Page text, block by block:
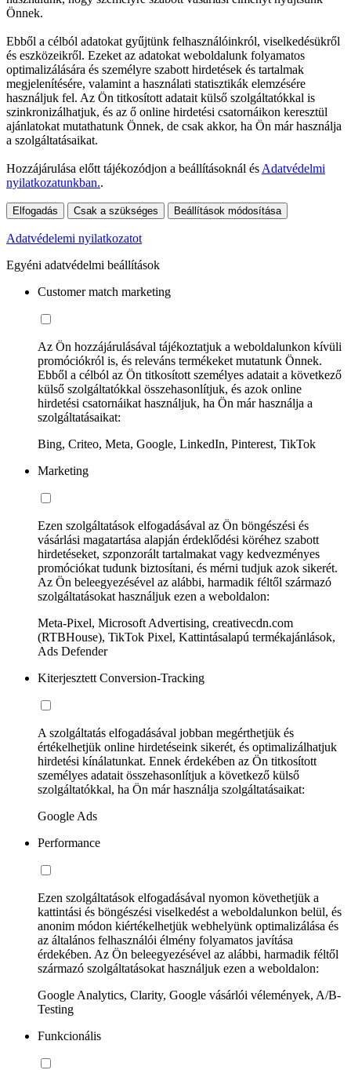
Önnek.
Ebből a célból adatokat gyűjtünk felhasználóinkról, viselkedésükről
és eszközeikről. Ezeket az adatokat weboldalunk folyamatos
optimalizálására és személyre szabott hirdetések és tartalmak
megjelenítésére, valamint a használati statisztikák elemzésére
használjuk fel. Az Ön titkosított adatait külső szolgáltatókkal is
szinkronizálhatjuk, és az ő online hirdetési csatornáikon keresztül
ajánlatokat mutathatunk Önnek, de csak akkor, ha Ön már használja
a szolgáltatásaikat.
Hozzájárulása előtt tájékozódjon a beállításoknál és Adatvédelmi
nyilatkozatunkban..
Elfogadás Csak a szükséges Beállítások módosítása
Adatvédelemi nyilatkozatot
Egyéni adatvédelmi beállítások
Customer match marketing
Az Ön hozzájárulásával tájékoztatjuk a weboldalunkon kívüli
promóciókról is, és releváns termékeket mutatunk Önnek.
Ebből a célból az Ön titkosított személyes adatait a következő
külső szolgáltatókkal összehasonlítjuk, és azok online
hirdetési csatornáikat használjuk, ha Ön már használja a
szolgáltatásaikat:
Bing, Criteo, Meta, Google, LinkedIn, Pinterest, TikTok
Marketing
Ezen szolgáltatások elfogadásával az Ön böngészési és
vásárlási magatartása alapján érdeklődési köréhez szabott
hirdetéseket, szponzorált tartalmakat vagy kedvezményes
promóciókat tudunk biztosítani, és mérni tudjuk azok sikerét.
Az Ön beleegyezésével az alábbi, harmadik féltől származó
szolgáltatásokat használjuk ezen a weboldalon:
Meta-Pixel, Microsoft Advertising, creativecdn.com
(RTBHouse), TikTok Pixel, Kattintásalapú termékajánlások,
Ads Defender
Kiterjesztett Conversion-Tracking
A szolgáltatás elfogadásával jobban megérthetjük és
értékelhetjük online hirdetéseink sikerét, és optimalizálhatjuk
hirdetési kínálatunkat. Ennek érdekében az Ön titkosított
személyes adatait összehasonlítjuk a következő külső
szolgáltatókkal, ha Ön már használja szolgáltatásaikat:
Google Ads
Performance
Ezen szolgáltatások elfogadásával nyomon követhetjük a
kattintási és böngészési viselkedést a weboldalunkon belül, és
anonim módon kiértékelhetjük webhelyünk optimalizálása és
az általános felhasználói élmény folyamatos javítása
érdekében. Az Ön beleegyezésével az alábbi, harmadik féltől
származó szolgáltatásokat használjuk ezen a weboldalon:
Google Analytics, Clarity, Google vásárlói vélemények, A/B-
Testing
Funkcionális